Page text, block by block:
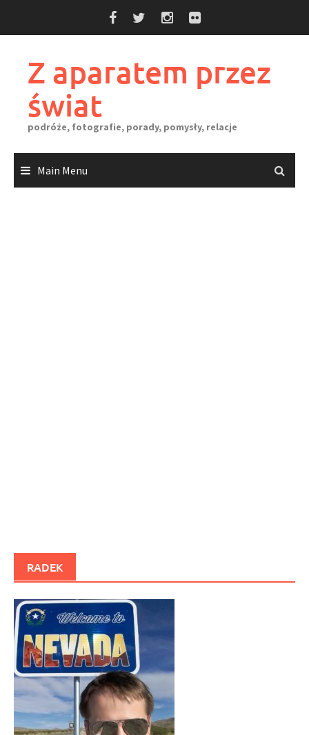
Z aparatem przez
świat
podróże, fotografie, porady, pomysły, relacje
Main Menu
RADEK